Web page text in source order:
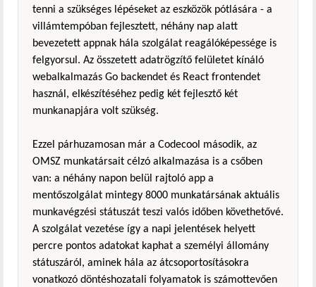
tenni a szükséges lépéseket az eszközök pótlására - a
villámtempóban fejlesztett, néhány nap alatt
bevezetett appnak hála szolgálat reagálóképessége is
felgyorsul. Az összetett adatrögzítő felületet kínáló
webalkalmazás Go backendet és React frontendet
használ, elkészítéséhez pedig két fejlesztő két
munkanapjára volt szükség.
Ezzel párhuzamosan már a Codecool második, az
OMSZ munkatársait célzó alkalmazása is a csőben
van: a néhány napon belül rajtoló app a
mentőszolgálat mintegy 8000 munkatársának aktuális
munkavégzési státuszát teszi valós időben követhetővé.
A szolgálat vezetése így a napi jelentések helyett
percre pontos adatokat kaphat a személyi állomány
státuszáról, aminek hála az átcsoportosításokra
vonatkozó döntéshozatali folyamatok is számottevően